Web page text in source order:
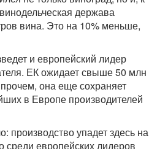
держава
вина. Это на 10% меньше,
и европейский лидер
ЕК ожидает свыше 50 млн
она еще сохраняет
в Европе производителей
производство упадет здесь на
среди европейских лидеров